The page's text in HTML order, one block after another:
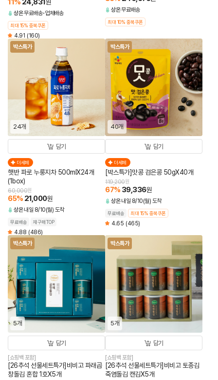
11 % 24,831 원
상온무료배송 업체배송
최대 15% 중복쿠폰
4.91 (160)
상온무료배송
최대 10% 중복쿠폰
박스특가
24개
담기
더세페
햇반 파로 누룽지차 500mlX24개
(1box)
60,000원
65% 21,000원
상온 내일 8/10(월) 도착
무료배송 재구매TOP
4.88 (486)
박스특가
40개
담기
더세페
[박스특가]맛콩 검은콩 50gX40개
119,200원
67% 39,336원
상온 내일 8/10(월) 도착
무료배송 최대 15% 중복쿠폰
4.65 (465)
박스특가
5개
담기
[쇼핑백 포함]
[26추석 선물세트특가]비비고 파래곱
창돌김 혼합 1호X5개
박스특가
5개
담기
[쇼핑백 포함]
[26추석 선물세트특가]비비고 토종김
죽염돌김 캔김X5개